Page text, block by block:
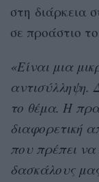
στη διάρκεια
σε προάστιο
«Είναι μια
αντισύλληψη.
το θέμα. Η
διαφορετική
που πρέπει
δασκάλους